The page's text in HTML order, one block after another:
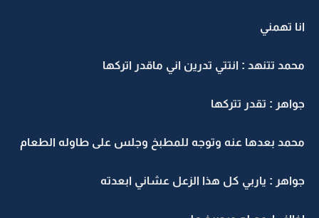
انا تهمني
محمد تتنهد : انتتي تدرين اني ماقدر اتركها
جواهر : تقدر تتركها
محمد بعدها عنه وتوجه للمطبخ وجلس على طاوله الطعام
جواهر : ياربي كل هذا الزعل عشاني ابعدته